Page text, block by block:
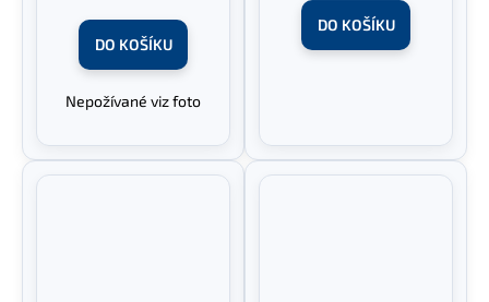
DO KOŠÍKU
Nepožívané viz foto
DO KOŠÍKU